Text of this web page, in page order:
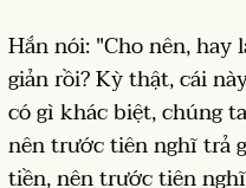
Hắn nói: "Cho nên,
giản rồi? Kỳ thật, cái
có gì khác biệt, chúng
nên trước tiên nghĩ trả
tiền, nên trước tiên